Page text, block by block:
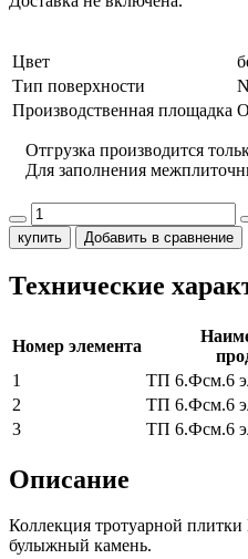
Цвет
Тип поверхности
Производственная площадка
Отгрузка производится
Для заполнения
купить Добавить в сравнение
Технические
Номер элемента
1
ТП 6.Фсм.6
2
ТП 6.Фсм.6
3
ТП 6.Фсм.6
Описание
Коллекция тротуарной плитки
булыжный камень.